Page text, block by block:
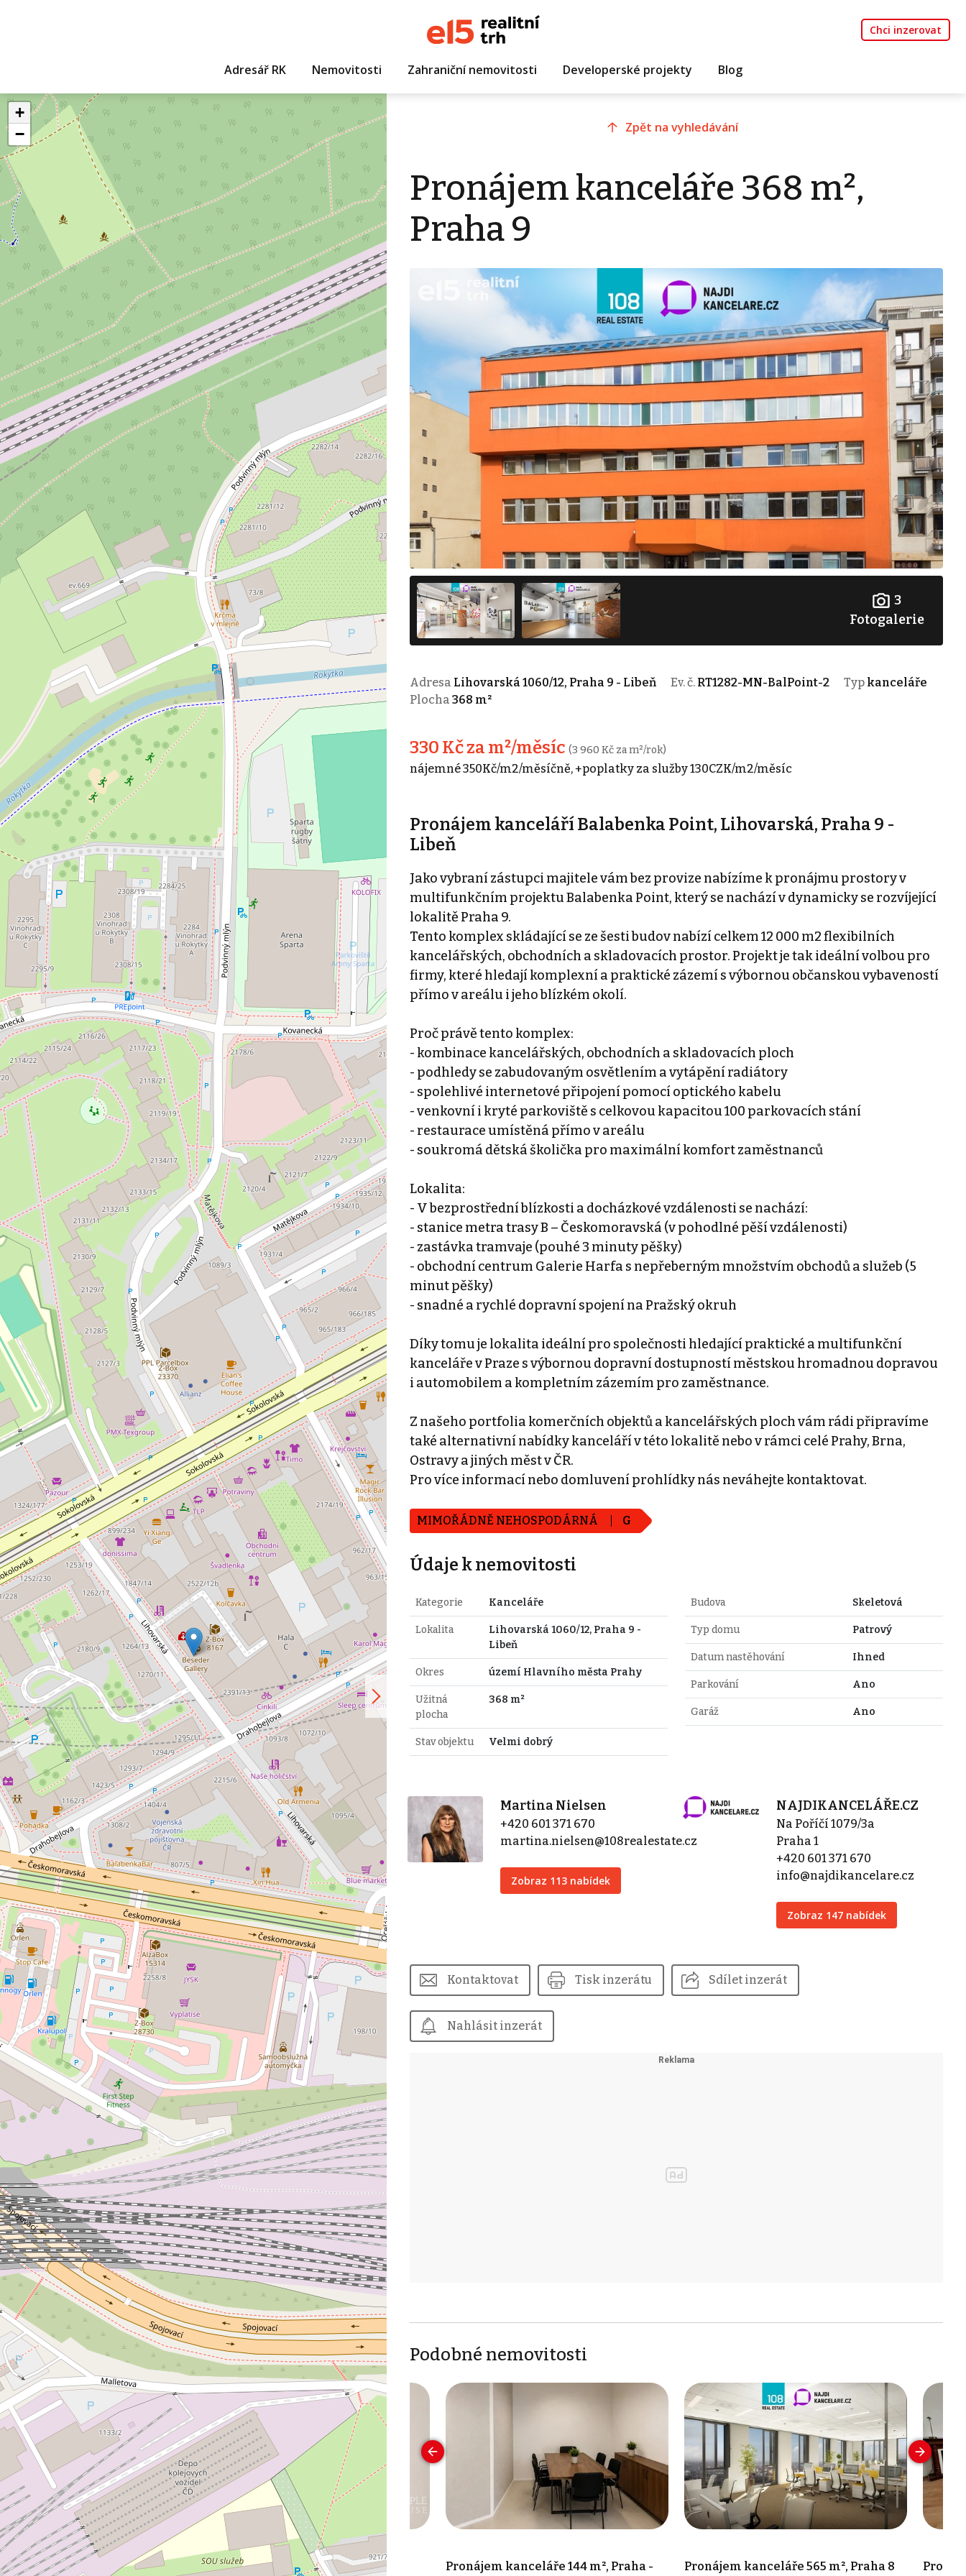
Chci inzerovat
Adresář RK Nemovitosti Zahraniční nemovitosti Developerské projekty Blog
+
−
Zpět na vyhledávání
Pronájem kanceláře 368 m²,
Praha 9
3
Fotogalerie
Adresa Lihovarská 1060/12, Praha 9 - Libeň Ev. č. RT1282-MN-BalPoint-2 Typ kanceláře
Plocha 368 m²
330 Kč za m²/měsíc (3 960 Kč za m²/rok)
nájemné 350Kč/m2/měsíčně, +poplatky za služby 130CZK/m2/měsíc
Pronájem kanceláří Balabenka Point, Lihovarská, Praha 9 -
Libeň
Jako vybraní zástupci majitele vám bez provize nabízíme k pronájmu prostory v
multifunkčním projektu Balabenka Point, který se nachází v dynamicky se rozvíjející
lokalitě Praha 9.
Tento komplex skládající se ze šesti budov nabízí celkem 12 000 m2 flexibilních
kancelářských, obchodních a skladovacích prostor. Projekt je tak ideální volbou pro
firmy, které hledají komplexní a praktické zázemí s výbornou občanskou vybaveností
přímo v areálu i jeho blízkém okolí.
Proč právě tento komplex:
- kombinace kancelářských, obchodních a skladovacích ploch
- podhledy se zabudovaným osvětlením a vytápění radiátory
- spolehlivé internetové připojení pomocí optického kabelu
- venkovní i kryté parkoviště s celkovou kapacitou 100 parkovacích stání
- restaurace umístěná přímo v areálu
- soukromá dětská školička pro maximální komfort zaměstnanců
Lokalita:
- V bezprostřední blízkosti a docházkové vzdálenosti se nachází:
- stanice metra trasy B – Českomoravská (v pohodlné pěší vzdálenosti)
- zastávka tramvaje (pouhé 3 minuty pěšky)
- obchodní centrum Galerie Harfa s nepřeberným množstvím obchodů a služeb (5
minut pěšky)
- snadné a rychlé dopravní spojení na Pražský okruh
Díky tomu je lokalita ideální pro společnosti hledající praktické a multifunkční
kanceláře v Praze s výbornou dopravní dostupností městskou hromadnou dopravou
i automobilem a kompletním zázemím pro zaměstnance.
Z našeho portfolia komerčních objektů a kancelářských ploch vám rádi připravíme
také alternativní nabídky kanceláří v této lokalitě nebo v rámci celé Prahy, Brna,
Ostravy a jiných měst v ČR.
Pro více informací nebo domluvení prohlídky nás neváhejte kontaktovat.
MIMOŘÁDNĚ NEHOSPODÁRNÁ G
Údaje k nemovitosti
Kategorie Kanceláře
Lokalita
Lihovarská 1060/12, Praha 9 -
Libeň
Okres území Hlavního města Prahy
Užitná
plocha
368 m²
Stav objektu Velmi dobrý
Budova Skeletová
Typ domu Patrový
Datum nastěhování Ihned
Parkování Ano
Garáž Ano
Martina Nielsen
+420 601 371 670
martina.nielsen@108realestate.cz
Zobraz 113 nabídek
NAJDIKANCELÁŘE.CZ
Na Poříčí 1079/3a
Praha 1
+420 601 371 670
info@najdikancelare.cz
Zobraz 147 nabídek
Kontaktovat Tisk inzerátu Sdílet inzerát
Nahlásit inzerát
Podobné nemovitosti
kanceláře 265 m², Praha - Pronájem kanceláře 17 m², Praha 7 Pronájem kanceláře 144 m², Praha - Pronájem kanceláře 565 m², Praha 8